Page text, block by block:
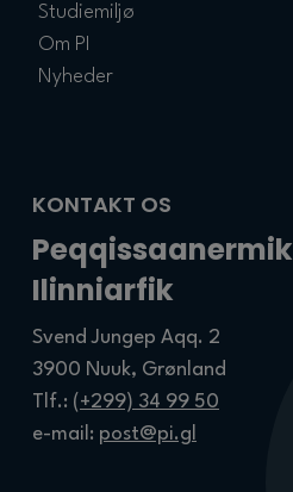
KONTAKT OS
Peqqissaanermik
Ilinniarfik
Svend Jungep Aqq. 2
3900 Nuuk, Grønland
Tlf.: (+299) 34 99 50
e-mail: post@pi.gl
Studiemiljø
Om PI
Nyheder